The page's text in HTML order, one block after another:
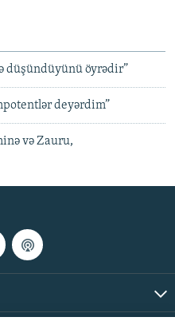
düşündüyünü öyrədir”
deyərdim”
və Zauru,